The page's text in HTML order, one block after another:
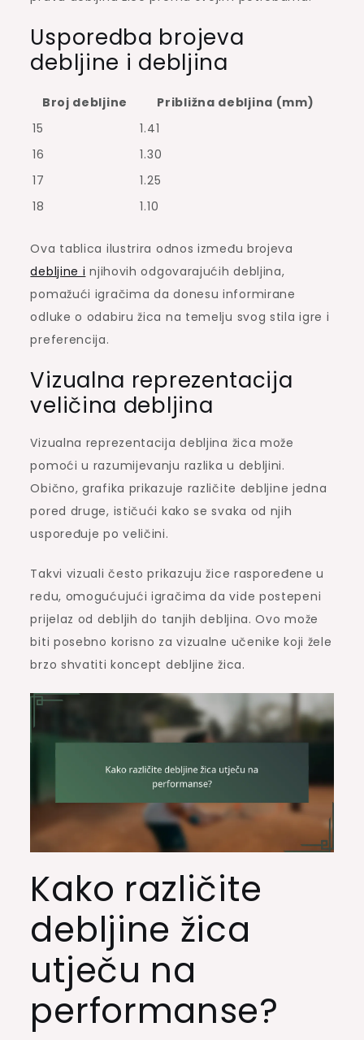
Usporedba brojeva
debljine i debljina
Broj debljine
Približna debljina (mm)
15
1.41
16
1.30
17
1.25
18
1.10
Ova tablica ilustrira odnos između brojeva
debljine i njihovih odgovarajućih debljina,
pomažući igračima da donesu informirane
odluke o odabiru žica na temelju svog stila igre i
preferencija.
Vizualna reprezentacija
veličina debljina
Vizualna reprezentacija debljina žica može
pomoći u razumijevanju razlika u debljini.
Obično, grafika prikazuje različite debljine jedna
pored druge, ističući kako se svaka od njih
uspoređuje po veličini.
Takvi vizuali često prikazuju žice raspoređene u
redu, omogućujući igračima da vide postepeni
prijelaz od debljih do tanjih debljina. Ovo može
biti posebno korisno za vizualne učenike koji žele
brzo shvatiti koncept debljine žica.
Kako različite
debljine žica
utječu na
performanse?